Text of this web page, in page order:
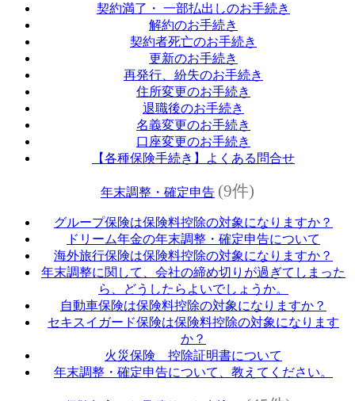
契約満了・ 一部払出しのお手続き
解約のお手続き
契約者死亡のお手続き
更新のお手続き
再発行、紛失のお手続き
住所変更のお手続き
退職後のお手続き
名義変更のお手続き
口座変更のお手続き
【各種保険手続き】よくある問合せ
年末調整・確定申告 (9件)
グループ保険は保険料控除の対象になりますか？
ドリーム年金の年末調整・確定申告について
海外旅行保険は保険料控除の対象になりますか？
年末調整に関して、会社の締め切りが過ぎてしまった
ら、どうしたらよいでしょうか。
自動車保険は保険料控除の対象になりますか？
セキスイガード保険は保険料控除の対象になります
か？
火災保険 控除証明書について
年末調整・確定申告について、教えてください。